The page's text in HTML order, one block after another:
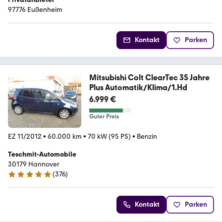
97776 Eußenheim
Kontakt Parken
Mitsubishi Colt ClearTec 35 Jahre
Plus Automatik/Klima/1.Hd
6.999 €
Guter Preis
EZ 11/2012 • 60.000 km • 70 kW (95 PS) • Benzin
Teschmit-Automobile
30179 Hannover
4.8 Sterne
(376)
Kontakt Parken